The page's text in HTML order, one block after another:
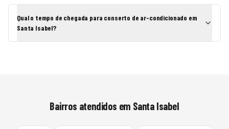
Qual o tempo de chegada para conserto de ar-condicionado em
Santa Isabel?
Bairros atendidos em Santa Isabel